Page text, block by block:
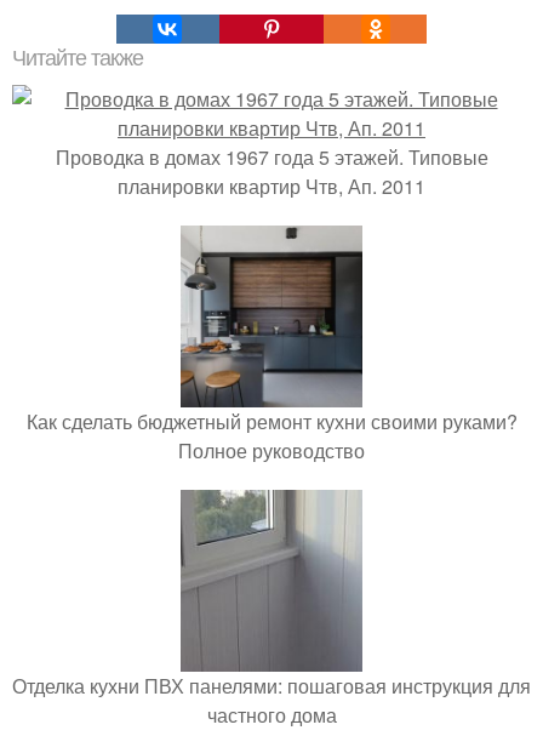
Читайте также
Проводка в домах 1967 года 5 этажей. Типовые
планировки квартир Чтв, Ап. 2011
Как сделать бюджетный ремонт кухни своими руками?
Полное руководство
Отделка кухни ПВХ панелями: пошаговая инструкция для
частного дома